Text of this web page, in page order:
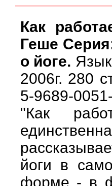
Как
Геше
о йоге.
2006г. 280
5-9689-
"Как
йоги в
форме - в